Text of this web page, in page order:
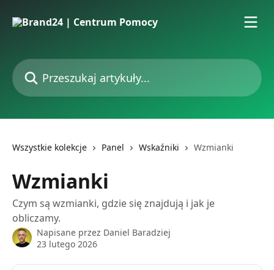
Przeszukaj artykuły...
Wszystkie kolekcje Panel Wskaźniki Wzmianki
Wzmianki
Czym są wzmianki, gdzie się znajdują i jak je
obliczamy.
Napisane przez Daniel Baradziej
23 lutego 2026